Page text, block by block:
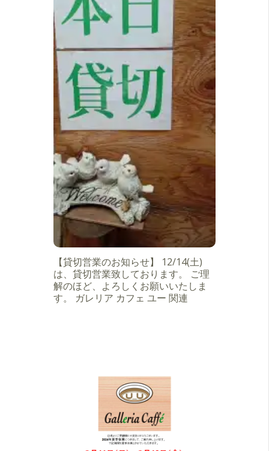
【貸切営業のお知らせ】 12/14(土)
は、貸切営業致しております。 ご理
解のほど、よろしくお願いいたしま
す。 ガレリア カフェ ユー 関連